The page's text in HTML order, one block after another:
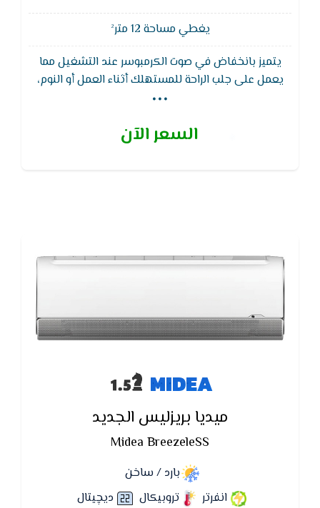
يغطي مساحة 12 متر²
يتميز بانخفاض في صوت الكرمبوسر عند التشغيل مما
يعمل على جلب الراحة للمستهلك أثناء العمل أو النوم،
وعند غلق الجهاز لا تشعر بوجود ضوضاء كما في بقي
...
السعر الآن
MIDEA
ميديا بريزليس الجديد
Midea BreezeleSS
بارد / ساخن
انفرتر
تروبيكال ديچيتال